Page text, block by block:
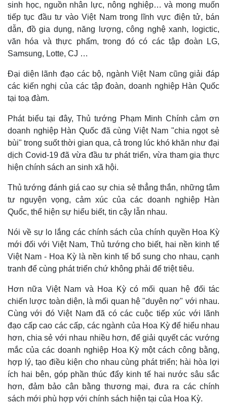
Quan sát
Cuộc sống đó đây
Hồ sơ
Video
E-Magazine
Infographic
Kinh tế
Bất động sản
Khởi nghiệp
Thị trường
Giá vàng
Tiêu dùng
Tỷ giá
Chứng khoán
Giá cà phê
sinh học, nguồn nhân lực, nông nghiệp… và mong muốn
tiếp tục đầu tư vào Việt Nam trong lĩnh vực điện tử, bán
dẫn, đồ gia dụng, năng lượng, công nghệ xanh, logictic,
văn hóa và thực phẩm, trong đó có các tập đoàn LG,
Samsung, Lotte, CJ …
Đại diện lãnh đạo các bộ, ngành Việt Nam cũng giải đáp
các kiến nghị của các tập đoàn, doanh nghiệp Hàn Quốc
tại toạ đàm.
Phát biểu tại đây, Thủ tướng Phạm Minh Chính cảm ơn
doanh nghiệp Hàn Quốc đã cùng Việt Nam "chia ngọt sẻ
bùi" trong suốt thời gian qua, cả trong lúc khó khăn như đại
dịch Covid-19 đã vừa đầu tư phát triển, vừa tham gia thực
hiện chính sách an sinh xã hội.
Thủ tướng đánh giá cao sự chia sẻ thẳng thắn, những tâm
tư nguyện vọng, cảm xúc của các doanh nghiệp Hàn
Quốc, thể hiện sự hiểu biết, tin cậy lẫn nhau.
Nói về sự lo lắng các chính sách của chính quyền Hoa Kỳ
mới đối với Việt Nam, Thủ tướng cho biết, hai nền kinh tế
Việt Nam - Hoa Kỳ là nền kinh tế bổ sung cho nhau, cạnh
tranh để cùng phát triển chứ không phải để triệt tiêu.
Hơn nữa Việt Nam và Hoa Kỳ có mối quan hệ đối tác
chiến lược toàn diện, là mối quan hệ "duyên nợ" với nhau.
Cùng với đó Việt Nam đã có các cuộc tiếp xúc với lãnh
đạo cấp cao các cấp, các ngành của Hoa Kỳ để hiểu nhau
hơn, chia sẻ với nhau nhiều hơn, để giải quyết các vướng
mắc của các doanh nghiệp Hoa Kỳ một cách công bằng,
hợp lý, tạo điều kiện cho nhau cùng phát triển; hài hòa lợi
ích hai bên, góp phần thúc đẩy kinh tế hai nước sâu sắc
hơn, đảm bảo cân bằng thương mại, đưa ra các chính
sách mới phù hợp với chính sách hiện tại của Hoa Kỳ.